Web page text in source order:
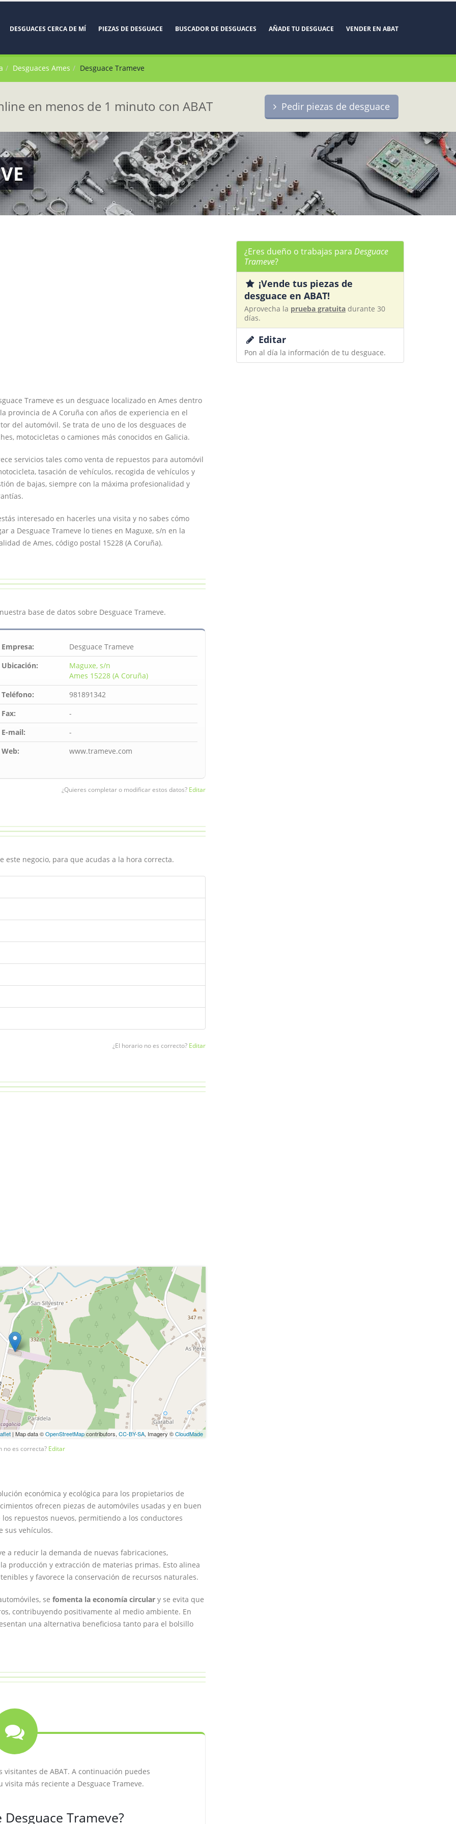
DESGUACES CERCA DE MÍ PIEZAS DE DESGUACE BUSCADOR DE DESGUACES AÑADE TU DESGUACE VENDER EN ABAT
Desguaces Ames Desguace Trameve
en menos de 1 minuto con ABAT Pedir piezas de desguace
Trameve es un desguace localizado en Ames dentro
provincia de A Coruña con años de experiencia en el
del automóvil. Se trata de uno de los desguaces de
motocicletas o camiones más conocidos en Galicia.
servicios tales como venta de repuestos para automóvil
tasación de vehículos, recogida de vehículos y
de bajas, siempre con la máxima profesionalidad y
interesado en hacerles una visita y no sabes cómo
a Desguace Trameve lo tienes en Maguxe, s/n en la
de Ames, código postal 15228 (A Coruña).
base de datos sobre Desguace Trameve.
Empresa:
Desguace Trameve
Ubicación:
Maguxe, s/n
Ames 15228 (A Coruña)
Teléfono:
981891342
Fax:
-
E-mail:
-
Web:
www.trameve.com
¿Quieres completar o modificar estos datos? Editar
negocio, para que acudas a la hora correcta.
¿El horario no es correcto? Editar
| Map data ©OpenStreetMapcontributors, CC-BY-SA, Imagery ©CloudMade
no es correcta? Editar
económica y ecológica para los propietarios de
ofrecen piezas de automóviles usadas y en buen
repuestos nuevos, permitiendo a los conductores
sus vehículos.
a reducir la demanda de nuevas fabricaciones,
producción y extracción de materias primas. Esto alinea
y favorece la conservación de recursos naturales.
se fomenta la economía circular y se evita que
contribuyendo positivamente al medio ambiente. En
una alternativa beneficiosa tanto para el bolsillo
de ABAT. A continuación puedes
más reciente a Desguace Trameve.
Trameve?
¿Eres dueño o trabajas para Desguace
Trameve?
¡Vende tus piezas de
desguace en ABAT!
Aprovecha la prueba gratuita durante 30
días.
Editar
Pon al día la información de tu desguace.